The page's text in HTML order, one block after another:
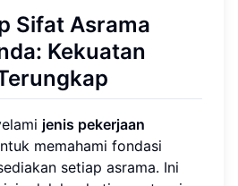
Sifat Asrama
Kekuatan
jenis pekerjaan
memahami fondasi
setiap asrama. Ini